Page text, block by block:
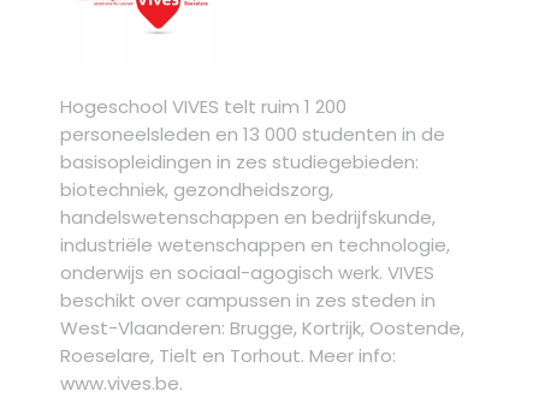
Hogeschool VIVES telt ruim 1 200
personeelsleden en 13 000 studenten in de
basisopleidingen in zes studiegebieden:
biotechniek, gezondheidszorg,
handelswetenschappen en bedrijfskunde,
industriële wetenschappen en technologie,
onderwijs en sociaal-agogisch werk. VIVES
beschikt over campussen in zes steden in
West-Vlaanderen: Brugge, Kortrijk, Oostende,
Roeselare, Tielt en Torhout. Meer info:
www.vives.be.